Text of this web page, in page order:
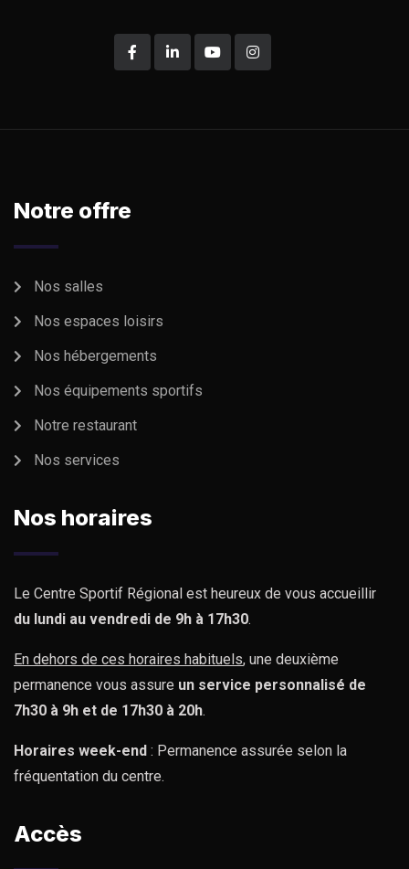
audantiun totas Roofing Year
Sedut perspiciatis unde omnis iste
natrrsit voluptatem dolorem
dolorem audantiun totas tear small
Professor
Sedut perspiciatis unde omnis iste
natrrsit voluptatem dolorem
audantiun totas Roofing Year
periam eaque ipsa quaeSedut
Notre offre
Nos salles
Nos espaces loisirs
Nos hébergements
Nos équipements sportifs
Notre restaurant
Nos services
Nos horaires
Le Centre Sportif Régional est heureux de vous accueillir
du lundi au vendredi de 9h à 17h30.
En dehors de ces horaires habituels, une deuxième
permanence vous assure un service personnalisé de
7h30 à 9h et de 17h30 à 20h.
Horaires week-end : Permanence assurée selon la
fréquentation du centre.
Accès